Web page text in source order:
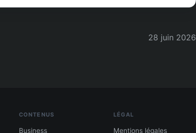
28 juin 2026
CONTENUS
Business
LÉGAL
Mentions légales